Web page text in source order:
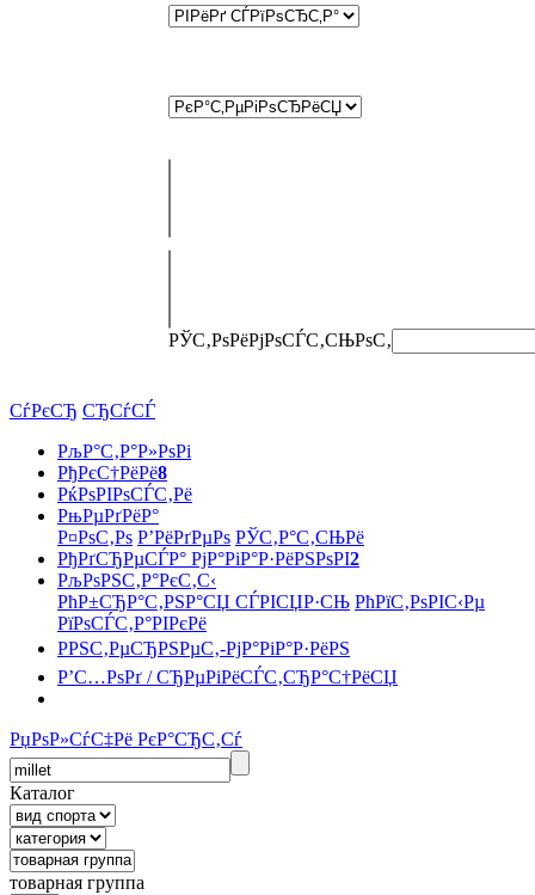
РЎС‚РѕРёРјРѕСЃС‚СЊРѕС‚
СѓРєСЂ СЂСѓСЃ
РљР°С‚Р°Р»РѕРі
РђРєС†РёРё8
РќРѕРІРѕСЃС‚Рё
РњРµРґРёР°
Р¤РѕС‚Рѕ Р’РёРґРµРѕ РЎС‚Р°С‚СЊРё
РђРґСЂРµСЃР° РјР°РіР°Р·РёРЅРѕРІ2
РљРѕРЅС‚Р°РєС‚С‹
РћР±СЂР°С‚РЅР°СЏ СЃРІСЏР·СЊ РћРїС‚РѕРІС‹Рµ
РїРѕСЃС‚Р°РІРєРё
РРЅС‚РµСЂРЅРµС‚-РјР°РіР°Р·РёРЅ
Р’С…РѕРґ / СЂРµРіРёСЃС‚СЂР°С†РёСЏ
РџРѕР»СѓС‡Рё РєР°СЂС‚Сѓ
Каталог
товарная группа